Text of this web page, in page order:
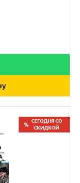
СЕГОДНЯ СО
СКИДКОЙ